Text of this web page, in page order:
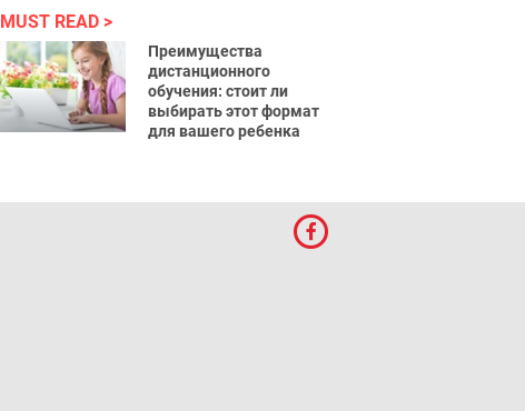
MUST READ
Преимущества
дистанционного
обучения: стоит ли
выбирать этот формат
для вашего ребенка